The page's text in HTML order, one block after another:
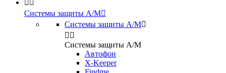
 
Системы защиты А/М
Системы защиты А/М
 
Системы защиты А/М
Автофон
X-Keeper